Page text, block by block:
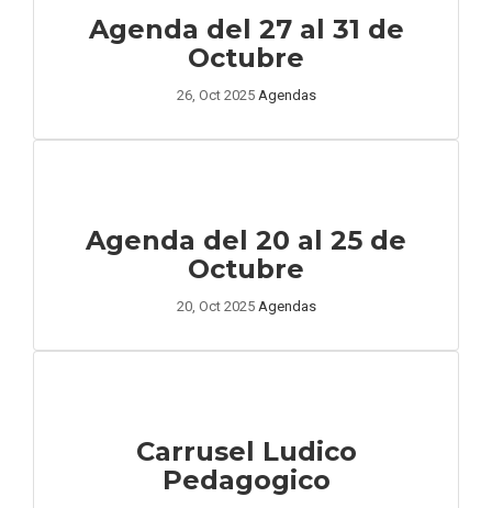
Agenda del 27 al 31 de
Octubre
26, Oct 2025 Agendas
Agenda del 20 al 25 de
Octubre
20, Oct 2025 Agendas
Carrusel Ludico
Pedagogico